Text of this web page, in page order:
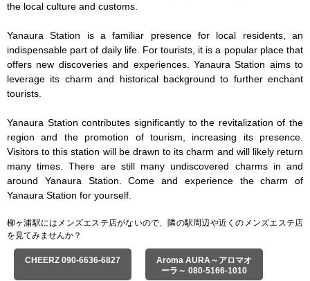
the local culture and customs.
Yanaura Station is a familiar presence for local residents, an
indispensable part of daily life. For tourists, it is a popular place that
offers new discoveries and experiences. Yanaura Station aims to
leverage its charm and historical background to further enchant
tourists.
Yanaura Station contributes significantly to the revitalization of the
region and the promotion of tourism, increasing its presence.
Visitors to this station will be drawn to its charm and will likely return
many times. There are still many undiscovered charms in and
around Yanaura Station. Come and experience the charm of
Yanaura Station for yourself.
柳ヶ浦駅にはメンズエステ店がないので、隣の駅周辺や近くのメンズエステ店
を見てみませんか？
CHEERZ 090-6636-6827
Aroma AURA～アロマオ
ーラ～ 080-5166-1010